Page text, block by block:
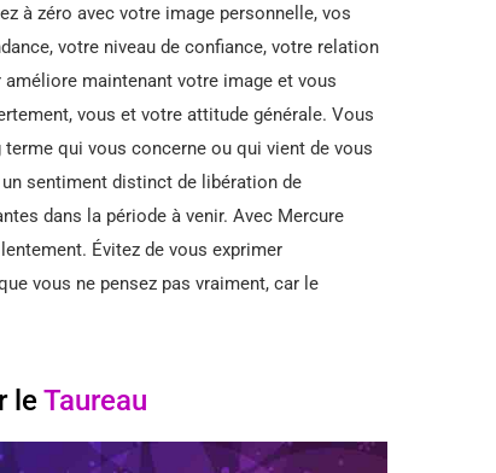
à zéro avec votre image personnelle, vos
votre niveau de confiance, votre relation
maintenant votre image et vous
vous et votre attitude générale. Vous
qui vous concerne ou qui vient de vous
sentiment distinct de libération de
dans la période à venir. Avec Mercure
Évitez de vous exprimer
vous ne pensez pas vraiment, car le
leTaureau